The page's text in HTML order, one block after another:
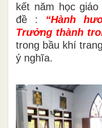
kết năm học
đề :
“Hành
Trưởng thành
trong bầu khí
ý nghĩa.